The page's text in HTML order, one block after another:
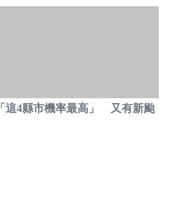
這4縣市機率最高」 又有新颱